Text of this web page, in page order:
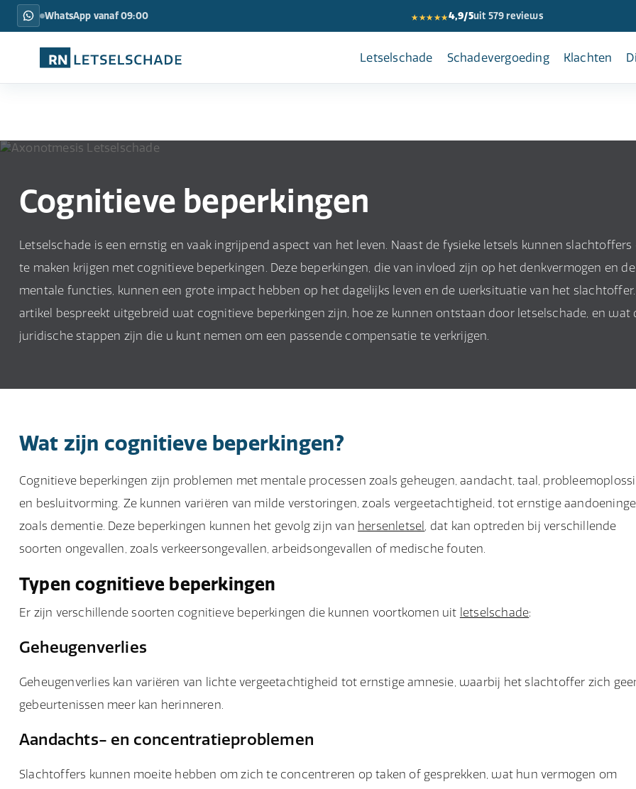
WhatsApp vanaf 09:00 ★★★★★4,9/5uit 579 reviews
Letselschade Schadevergoeding Klachten
Cognitieve beperkingen
Letselschade is een ernstig en vaak ingrijpend aspect van het leven. Naast de fysieke letsels kunnen slachtoffers
te maken krijgen met cognitieve beperkingen. Deze beperkingen, die van invloed zijn op het denkvermogen en de
mentale functies, kunnen een grote impact hebben op het dagelijks leven en de werksituatie van het
artikel bespreekt uitgebreid wat cognitieve beperkingen zijn, hoe ze kunnen ontstaan door letselschade, en wat
juridische stappen zijn die u kunt nemen om een passende compensatie te verkrijgen.
Wat zijn cognitieve beperkingen?
Cognitieve beperkingen zijn problemen met mentale processen zoals geheugen, aandacht, taal,
en besluitvorming. Ze kunnen variëren van milde verstoringen, zoals vergeetachtigheid, tot ernstige
zoals dementie. Deze beperkingen kunnen het gevolg zijn van hersenletsel , dat kan optreden bij verschillende
soorten ongevallen, zoals verkeersongevallen, arbeidsongevallen of medische fouten.
Typen cognitieve beperkingen
Er zijn verschillende soorten cognitieve beperkingen die kunnen voortkomen uit letselschade:
Geheugenverlies
Geheugenverlies kan variëren van lichte vergeetachtigheid tot ernstige amnesie, waarbij het slachtoffer zich
gebeurtenissen meer kan herinneren.
Aandachts- en concentratieproblemen
Slachtoffers kunnen moeite hebben om zich te concentreren op taken of gesprekken, wat hun vermogen om